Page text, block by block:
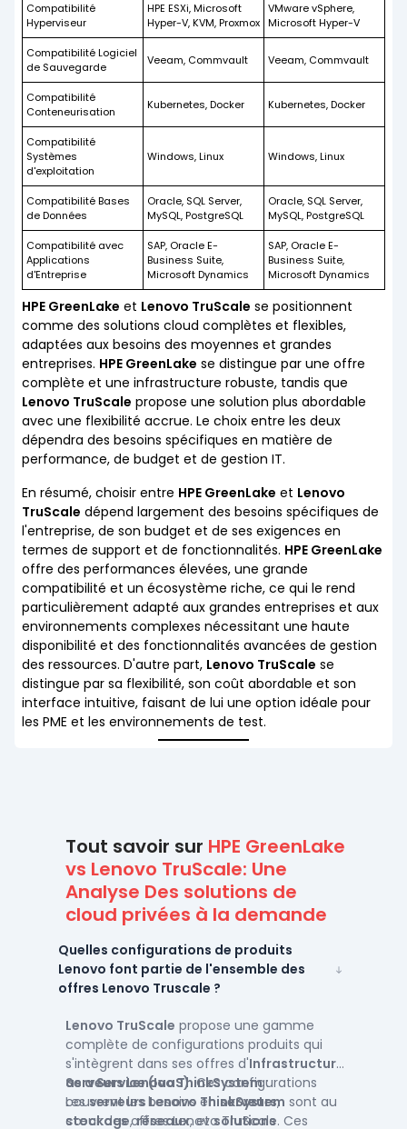
Compatibilité
Hyperviseur
HPE ESXi, Microsoft
Hyper-V, KVM, Proxmox
VMware vSphere,
Microsoft Hyper-V
Compatibilité Logiciel
de Sauvegarde
Veeam, Commvault Veeam, Commvault
Compatibilité
Conteneurisation
Kubernetes, Docker Kubernetes, Docker
Compatibilité
Systèmes
d'exploitation
Windows, Linux Windows, Linux
Compatibilité Bases
de Données
Oracle, SQL Server,
MySQL, PostgreSQL
Oracle, SQL Server,
MySQL, PostgreSQL
Compatibilité avec
Applications
d'Entreprise
SAP, Oracle E-
Business Suite,
Microsoft Dynamics
SAP, Oracle E-
Business Suite,
Microsoft Dynamics
HPE GreenLake et Lenovo TruScale se positionnent
comme des solutions cloud complètes et flexibles,
adaptées aux besoins des moyennes et grandes
entreprises. HPE GreenLake se distingue par une offre
complète et une infrastructure robuste, tandis que
Lenovo TruScale propose une solution plus abordable
avec une flexibilité accrue. Le choix entre les deux
dépendra des besoins spécifiques en matière de
performance, de budget et de gestion IT.
En résumé, choisir entre HPE GreenLake et Lenovo
TruScale dépend largement des besoins spécifiques de
l'entreprise, de son budget et de ses exigences en
termes de support et de fonctionnalités. HPE GreenLake
offre des performances élevées, une grande
compatibilité et un écosystème riche, ce qui le rend
particulièrement adapté aux grandes entreprises et aux
environnements complexes nécessitant une haute
disponibilité et des fonctionnalités avancées de gestion
des ressources. D'autre part, Lenovo TruScale se
distingue par sa flexibilité, son coût abordable et son
interface intuitive, faisant de lui une option idéale pour
les PME et les environnements de test.
Tout savoir sur HPE GreenLake
vs Lenovo TruScale: Une
Analyse Des solutions de
cloud privées à la demande
Quelles configurations de produits
Lenovo font partie de l'ensemble des
offres Lenovo Truscale ?
Lenovo TruScale propose une gamme
complète de configurations produits qui
s'intègrent dans ses offres d'Infrastructure
as a Service (IaaS). Ces configurations
couvrent les besoins enserveurs,
stockage,réseaux, etsolutions
Serveurs Lenovo ThinkSystem:
Lesserveurs Lenovo ThinkSystem sont au
cœur des offres Lenovo TruScale. Ces